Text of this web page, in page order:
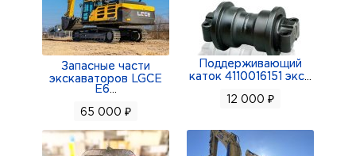
Запасные части
экскаваторов LGCE
E6
65 000 ₽
Поддерживающий
каток 4110016151 экс...
12 000 ₽